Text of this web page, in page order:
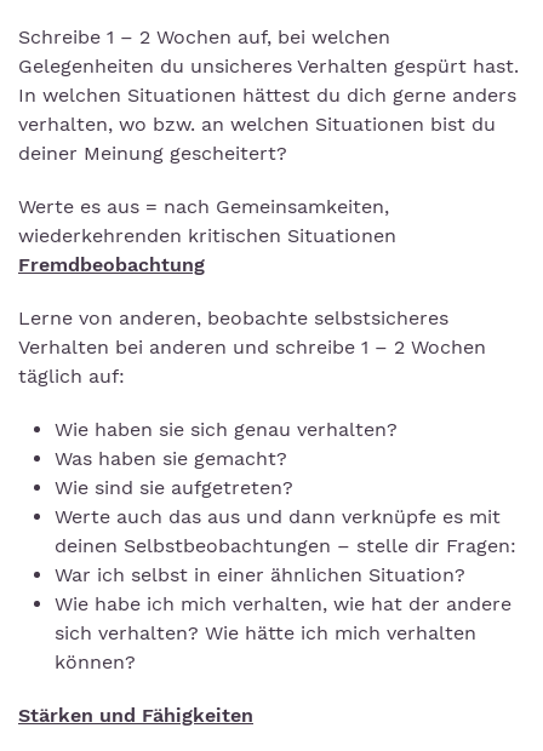
Schreibe 1 – 2 Wochen auf, bei welchen
Gelegenheiten du unsicheres Verhalten gespürt hast.
In welchen Situationen hättest du dich gerne anders
verhalten, wo bzw. an welchen Situationen bist du
deiner Meinung gescheitert?
Werte es aus = nach Gemeinsamkeiten,
wiederkehrenden kritischen Situationen
Fremdbeobachtung
Lerne von anderen, beobachte selbstsicheres
Verhalten bei anderen und schreibe 1 – 2 Wochen
täglich auf:
Wie haben sie sich genau verhalten?
Was haben sie gemacht?
Wie sind sie aufgetreten?
Werte auch das aus und dann verknüpfe es mit
deinen Selbstbeobachtungen – stelle dir Fragen:
War ich selbst in einer ähnlichen Situation?
Wie habe ich mich verhalten, wie hat der andere
sich verhalten? Wie hätte ich mich verhalten
können?
Stärken und Fähigkeiten